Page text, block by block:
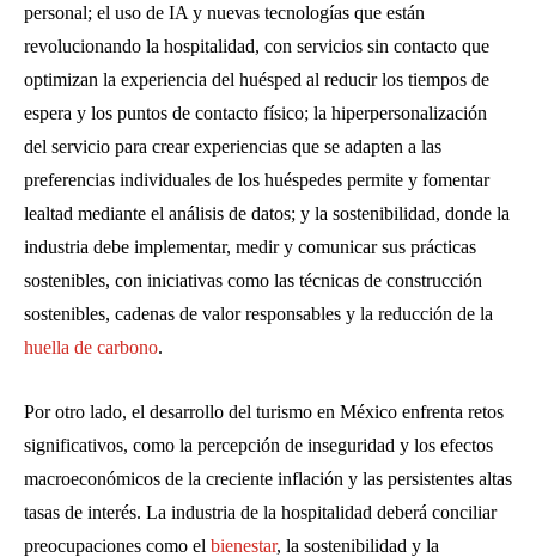
personal; el uso de IA y nuevas tecnologías que están
revolucionando la hospitalidad, con servicios sin contacto que
optimizan la experiencia del huésped al reducir los tiempos de
espera y los puntos de contacto físico; la hiperpersonalización
del servicio para crear experiencias que se adapten a las
preferencias individuales de los huéspedes permite y fomentar
lealtad mediante el análisis de datos; y la sostenibilidad, donde la
industria debe implementar, medir y comunicar sus prácticas
sostenibles, con iniciativas como las técnicas de construcción
sostenibles, cadenas de valor responsables y la reducción de la
huella de carbono.
Por otro lado, el desarrollo del turismo en México enfrenta retos
significativos, como la percepción de inseguridad y los efectos
macroeconómicos de la creciente inflación y las persistentes altas
tasas de interés. La industria de la hospitalidad deberá conciliar
preocupaciones como el bienestar, la sostenibilidad y la